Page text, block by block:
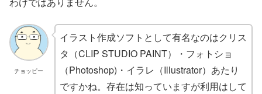
チョッピー
イラスト作成ソフトとして有名なのはクリス
タ（CLIP STUDIO PAINT）・フォトショ
（Photoshop)・イラレ（Illustrator）あたり
ですかね。存在は知っていますが利用はして